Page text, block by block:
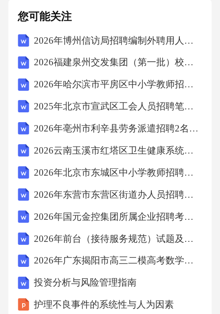
入了身体的边界。如此看来，我们身体的边界
完全可以拓展到任意电信号能触达的地方。物
理的边界终归是有形的，有形就意味着有边
神世界方面，脑机接口技术正在让更科幻的场
景成真。想必你一定有过这样的体验：一个阳
光和煦的午后，你拿起一本小说读了起来，再
一抬头，天黑了，对，就是那种时间悄然溜走
个好听的名字——心流。心流是一种美好的状
态，同时更是一种做事效率极高的状态，我们
能否主动创造它呢？脑机接口正在让这件事成
真。那些正处于心流状态的人的脑电波介于α和
θ频段之间——8Hz左右——我们完全可以借助
外部输入来诱发这种特征性的脑电，主动进入
心流状态。这是一项非常前沿且极具想象力的
技术。“消耗更少的能量，传递更多的信息”永远
您可能关注
2026年博州信访局招聘编制外聘用人员（1人）笔试参考题库及答案详解
2026福建泉州交发集团（第一批）校园招聘89人笔试备考试题及答案详解
2026年哈尔滨市平房区中小学教师招聘笔试模拟试题及答案详解
2025年北京市宣武区工会人员招聘笔试试题及答案详解
2026年亳州市利辛县劳务派遣招聘2名工作人员考试模拟试题及答案详解
2026云南玉溪市红塔区卫生健康系统招聘紧缺医学人才19人笔试备考试题及答案详解
2026年北京市东城区中小学教师招聘考试参考题库及答案详解
2026年东营市东营区街道办人员招聘笔试备考试题及答案详解
2026年国元金控集团所属企业招聘考试备考题库及答案详解
2026年前台（接待服务规范）试题及答案
2026年广东揭阳市高三二模高考数学试卷答案详解
投资分析与风险管理指南
护理不良事件的系统性与人为因素